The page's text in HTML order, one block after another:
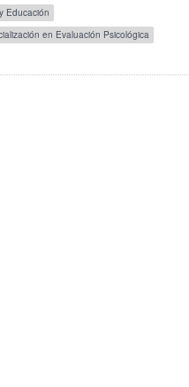
Educación
en Evaluación Psicológica